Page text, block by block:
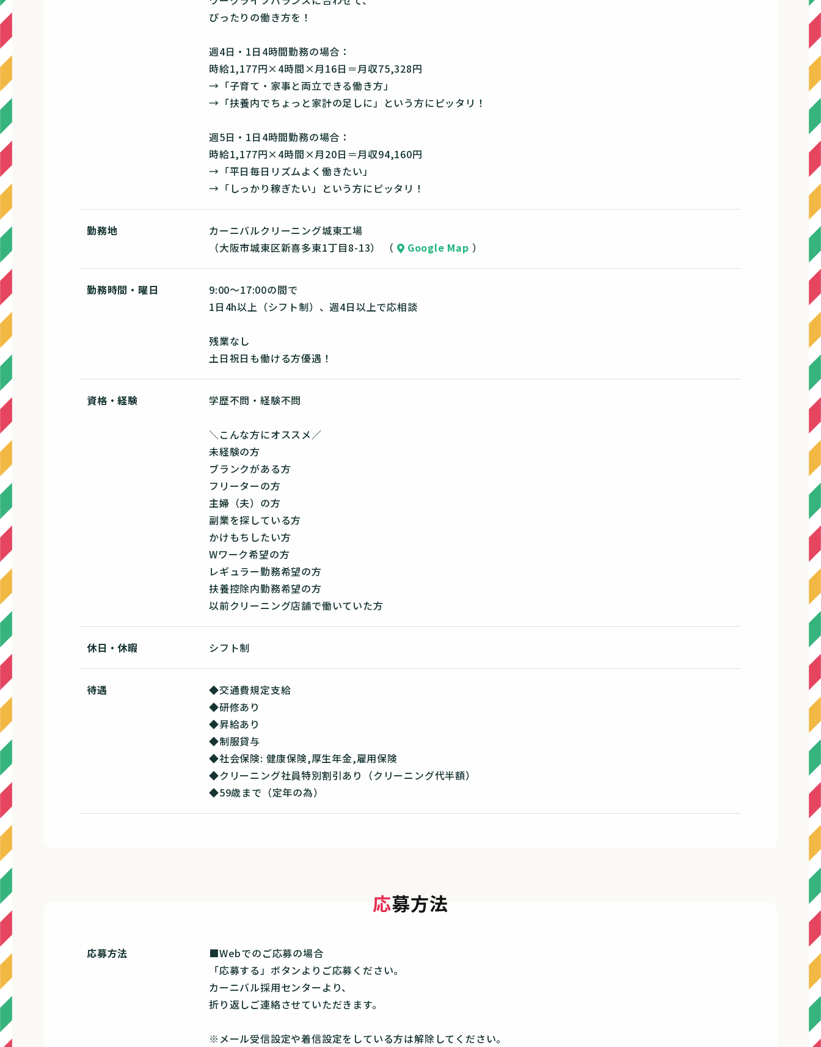
ぴったりの働き方を！
週4日・1日4時間勤務の場合：
時給1,177円×4時間×月16日＝月収75,328円
→「子育て・家事と両立できる働き方」
→「扶養内でちょっと家計の足しに」という方にピッタリ！
週5日・1日4時間勤務の場合：
時給1,177円×4時間×月20日＝月収94,160円
→「平日毎日リズムよく働きたい」
→「しっかり稼ぎたい」という方にピッタリ！
勤務地
カーニバルクリーニング城東工場
（大阪市城東区新喜多東1丁目8-13） （
Google Map ）
勤務時間・曜日
9:00～17:00の間で
1日4h以上（シフト制）、週4日以上で応相談
残業なし
土日祝日も働ける方優遇！
資格・経験 学歴不問・経験不問
＼こんな方にオススメ／
未経験の方
ブランクがある方
フリーターの方
主婦（夫）の方
副業を探している方
かけもちしたい方
Wワーク希望の方
レギュラー勤務希望の方
扶養控除内勤務希望の方
以前クリーニング店舗で働いていた方
休日・休暇 シフト制
待遇
◆交通費規定支給
◆研修あり
◆昇給あり
◆制服貸与
◆社会保険: 健康保険,厚生年金,雇用保険
◆クリーニング社員特別割引あり（クリーニング代半額）
◆59歳まで（定年の為）
応募方法
応募方法
■Webでのご応募の場合
「応募する」ボタンよりご応募ください。
カーニバル採用センターより、
折り返しご連絡させていただきます。
※メール受信設定や着信設定をしている方は解除してください。